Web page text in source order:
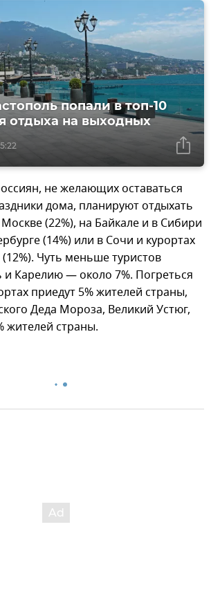
попали в топ-10
отдыха на выходных
не желающих оставаться
дома, планируют отдыхать
(22%), на Байкале и в Сибири
(14%) или в Сочи и курортах
Чуть меньше туристов
и Карелию — около 7%. Погреться
приедут 5% жителей страны,
Деда Мороза, Великий Устюг,
жителей страны.